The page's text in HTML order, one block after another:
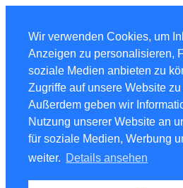
Wir verwenden Cookies, um
Anzeigen zu personalisieren,
soziale Medien anbieten zu
Zugriffe auf unsere Website
Außerdem geben wir
Nutzung unserer Website an
für soziale Medien, Werbung
weiter. Details ansehen